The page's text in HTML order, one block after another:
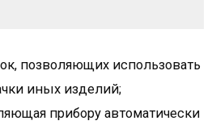
позволяющих использовать
иных изделий;
прибору автоматически